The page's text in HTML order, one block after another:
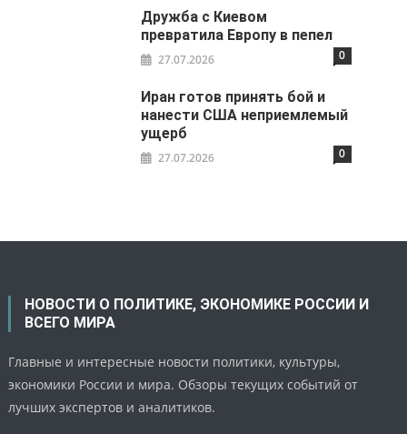
Дружба с Киевом
превратила Европу в пепел
27.07.2026 0
Иран готов принять бой и
нанести США неприемлемый
ущерб
27.07.2026 0
НОВОСТИ О ПОЛИТИКЕ, ЭКОНОМИКЕ РОССИИ И
ВСЕГО МИРА
Главные и интересные новости политики, культуры,
экономики России и мира. Обзоры текущих событий от
лучших экспертов и аналитиков.